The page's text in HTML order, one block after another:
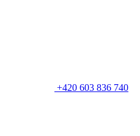
+420 603 836 740